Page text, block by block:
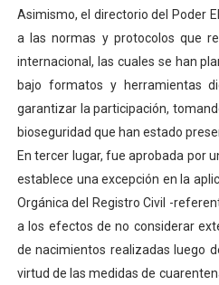
Dictan MasterClass en el
Campo Elías avanza con
Encuentro estadal
Gobernador Arnaldo
Plan Quirúrgico Regional
Asimismo, el directorio del Poder
a las normas y protocolos que
internacional, las cuales se han
bajo formatos y herramientas
garantizar la participación,
bioseguridad que han estado
En tercer lugar, fue aprobada por
establece una excepción en la
Orgánica del Registro Civil -
a los efectos de no considerar
de nacimientos realizadas luego
virtud de las medidas de